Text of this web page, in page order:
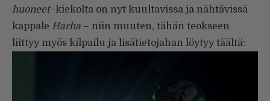
huoneet-kiekolta on nyt kuultavissa ja nähtävissä
kappale Harha – niin muuten, tähän teokseen
liittyy myös kilpailu ja lisätietojahan löytyy täältä: